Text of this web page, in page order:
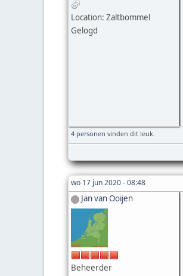
Location: Zaltbommel
Gelogd
4 personen vinden dit leuk.
wo 17 jun 2020 - 08:48
Jan van Ooijen
Beheerder